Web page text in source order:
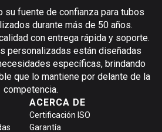
su fuente de confianza para tubos
durante más de 50 años.
con entrega rápida y soporte.
personalizadas están diseñadas
específicas, brindando
que lo mantiene por delante de la
competencia.
ACERCA DE
Certificación ISO
Garantía